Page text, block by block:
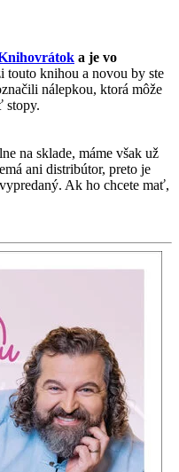
a je vo
touto knihou a novou by ste
nálepkou, ktorá môže
stopy.
na sklade, máme však už
ani distribútor, preto je
Ak ho chcete mať,